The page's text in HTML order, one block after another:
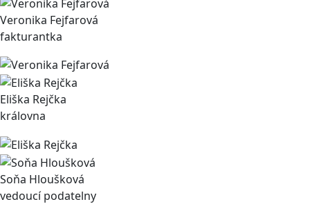
Veronika Fejfarová
fakturantka
Eliška Rejčka
královna
Soňa Hloušková
vedoucí podatelny